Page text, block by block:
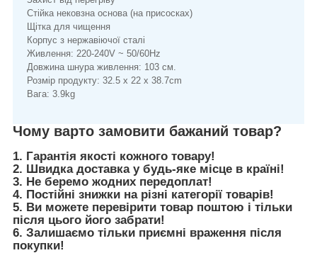
Стійка нековзна основа (на присосках)
Щітка для чищення
Корпус з нержавіючої сталі
Живлення: 220-240V ~ 50/60Hz
Довжина шнура живлення: 103 см.
Розмір продукту: 32.5 x 22 x 38.7cm
Вага: 3.9kg
Чому варто замовити бажаний товар?
1. Гарантія якості кожного товару!
2. Швидка доставка у будь-яке місце в країні!
3. Не беремо жодних передоплат!
4. Постійні знижки на різні категорії товарів!
5. Ви можете перевірити товар поштою і тільки
після цього його забрати!
6. Залишаємо тільки приємні враження після
покупки!